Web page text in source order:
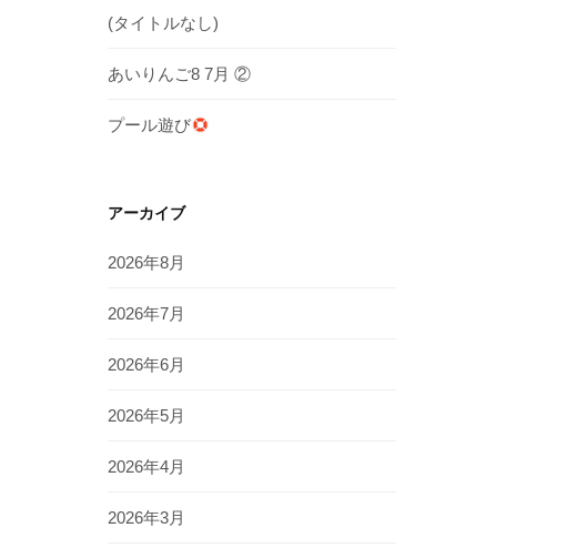
(タイトルなし)
あいりんご8 7月 ②
プール遊び
アーカイブ
2026年8月
2026年7月
2026年6月
2026年5月
2026年4月
2026年3月